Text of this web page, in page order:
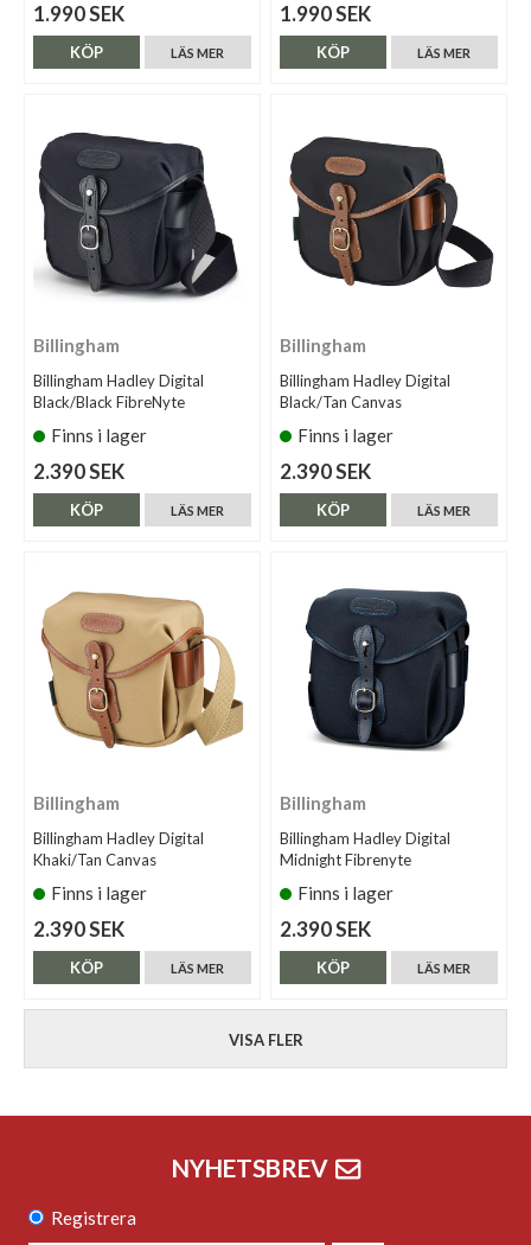
1.990 SEK
LÄS MER
KÖP
1.990 SEK
LÄS MER
KÖP
Billingham
Billingham Hadley Digital
Black/Black FibreNyte
Finns i lager
2.390 SEK
LÄS MER
KÖP
Billingham
Billingham Hadley Digital
Black/Tan Canvas
Finns i lager
2.390 SEK
LÄS MER
KÖP
Billingham
Billingham Hadley Digital
Khaki/Tan Canvas
Finns i lager
2.390 SEK
LÄS MER
KÖP
Billingham
Billingham Hadley Digital
Midnight Fibrenyte
Finns i lager
2.390 SEK
LÄS MER
KÖP
VISA FLER
NYHETSBREV
Registrera